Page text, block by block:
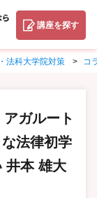
講座を探す
法科大学院対策 コ
ガルート
法律初学
井本 雄大